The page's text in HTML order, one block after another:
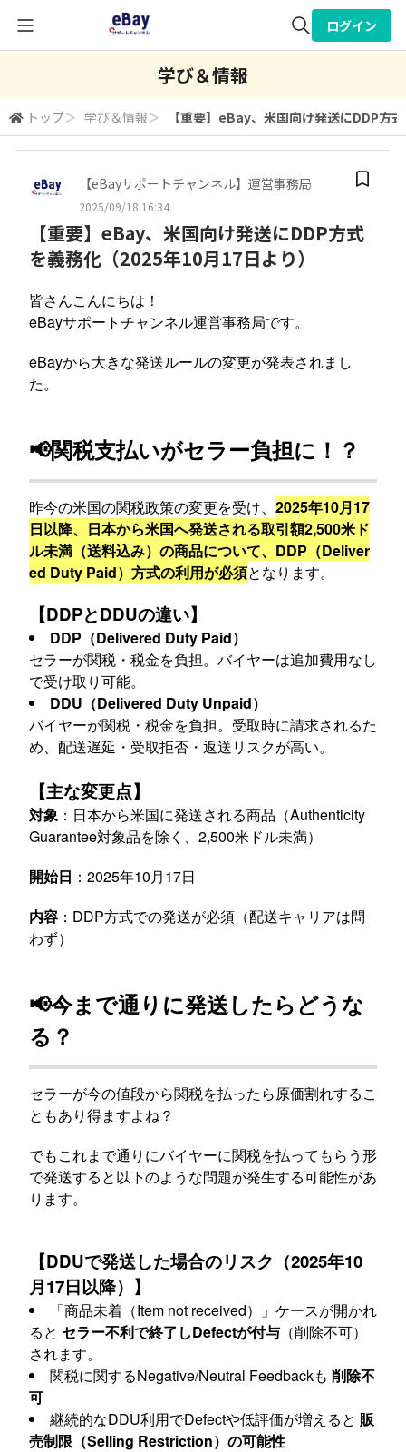
検索
ログイン
学び＆情報
トップ＞ 学び＆情報＞ 【重要】eBay、米国向け発送にDDP方
【eBayサポートチャンネル】運営事務局
2025/09/18 16:34
【重要】eBay、米国向け発送にDDP方式
を義務化（2025年10月17日より）
皆さんこんにちは！
eBayサポートチャンネル運営事務局です。
eBayから大きな発送ルールの変更が発表されまし
た。
📢関税支払いがセラー負担に！？
昨今の米国の関税政策の変更を受け、 2025年10月17
日以降、日本から米国へ発送される取引額2,500米ド
ル未満（送料込み）の商品について、DDP（Deliver
ed Duty Paid）方式の利用が必須となります。
【DDPとDDUの違い】
DDP（Delivered Duty Paid）
セラーが関税・税金を負担。バイヤーは追加費用なし
で受け取り可能。
DDU（Delivered Duty Unpaid）
バイヤーが関税・税金を負担。受取時に請求されるた
め、配送遅延・受取拒否・返送リスクが高い。
【主な変更点】
対象 ：日本から米国に発送される商品（Authenticity
Guarantee対象品を除く、2,500米ドル未満）
開始日 ：2025年10月17日
内容 ：DDP方式での発送が必須（配送キャリアは問
わず）
📢今まで通りに発送したらどうな
る？
セラーが今の値段から関税を払ったら原価割れするこ
ともあり得ますよね？
でもこれまで通りにバイヤーに関税を払ってもらう形
で発送すると以下のような問題が発生する可能性があ
ります。
【DDUで発送した場合のリスク（2025年10
月17日以降）】
「商品未着（Item not received）」ケースが開かれ
ると セラー不利で終了しDefectが付与 （削除不可）
されます。
関税に関するNegative/Neutral Feedbackも 削除不
可
継続的なDDU利用でDefectや低評価が増えると 販
売制限（Selling Restriction）の可能性